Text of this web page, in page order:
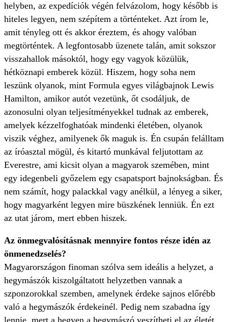
helyben, az expedíciók végén felvázolom, hogy később is
hiteles legyen, nem szépítem a történteket. Azt írom le,
amit tényleg ott és akkor éreztem, és ahogy valóban
megtörténtek. A legfontosabb üzenete talán, amit sokszor
visszahallok másoktól, hogy egy vagyok közülük,
hétköznapi emberek közül. Hiszem, hogy soha nem
leszünk olyanok, mint Formula egyes világbajnok Lewis
Hamilton, amikor autót vezetünk, őt csodáljuk, de
azonosulni olyan teljesítményekkel tudnak az emberek,
amelyek kézzelfoghatóak mindenki életében, olyanok
viszik véghez, amilyenek ők maguk is. Én csupán felálltam
az íróasztal mögül, és kitartó munkával feljutottam az
Everestre, ami kicsit olyan a magyarok szemében, mint
egy idegenbeli győzelem egy csapatsport bajnokságban. És
nem számít, hogy palackkal vagy anélkül, a lényeg a siker,
hogy magyarként legyen mire büszkének lenniük. Én ezt
az utat járom, mert ebben hiszek.
Az önmegvalósításnak mennyire fontos része idén az
önmenedzselés?
Magyarországon finoman szólva sem ideális a helyzet, a
hegymászók kiszolgáltatott helyzetben vannak a
szponzorokkal szemben, amelynek érdeke sajnos előrébb
való a hegymászók érdekeinél. Pedig nem szabadna így